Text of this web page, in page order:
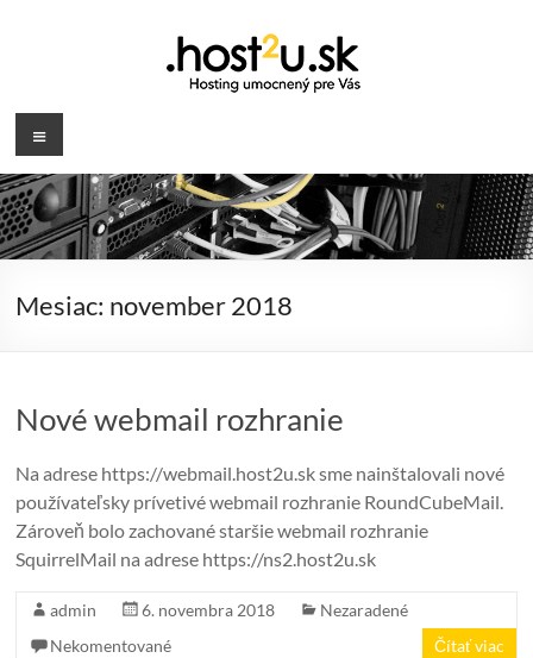
.host2u.sk
Hosting
umocnený
pre
Vás
Menu
Mesiac: november 2018
Nové webmail rozhranie
Na adrese https://webmail.host2u.sk sme nainštalovali nové
používateľsky prívetivé webmail rozhranie RoundCubeMail.
Zároveň bolo zachované staršie webmail rozhranie
SquirrelMail na adrese https://ns2.host2u.sk
admin 6. novembra 2018
Nezaradené
Nekomentované
Čítať viac